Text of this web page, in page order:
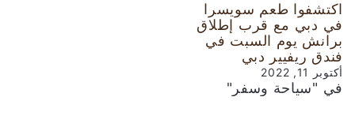
اكتشفوا طعم سويسرا
في دبي مع قرب إطلاق
برانش يوم السبت في
فندق ريفيير دبي
أكتوبر 11, 2022
في "سياحة وسفر"